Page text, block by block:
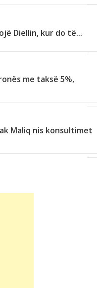
Diellin, kur do të...
me taksë 5%,
Maliq nis konsultimet